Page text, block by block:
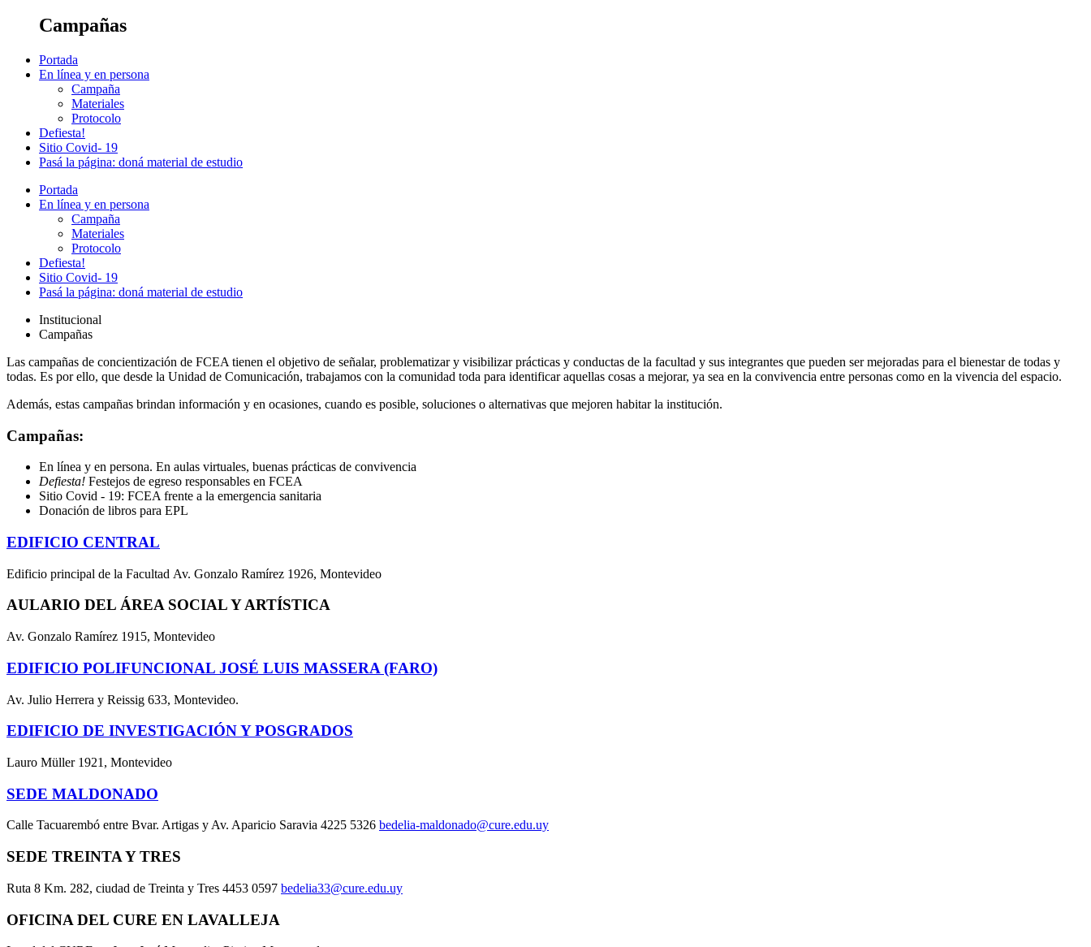
Campañas
Portada
En línea y en persona
Campaña
Materiales
Protocolo
Defiesta!
Sitio Covid- 19
Pasá la página: doná material de estudio
Portada
En línea y en persona
Campaña
Materiales
Protocolo
Defiesta!
Sitio Covid- 19
Pasá la página: doná material de estudio
Institucional
Campañas
Las campañas de concientización de FCEA tienen el objetivo de señalar, problematizar y visibilizar prácticas y conductas de la facultad y sus integrantes que pueden ser mejoradas para el bienestar de todas y
todas. Es por ello, que desde la Unidad de Comunicación, trabajamos con la comunidad toda para identificar aquellas cosas a mejorar, ya sea en la convivencia entre personas como en la vivencia del espacio.
Además, estas campañas brindan información y en ocasiones, cuando es posible, soluciones o alternativas que mejoren habitar la institución.
Campañas:
En línea y en persona. En aulas virtuales, buenas prácticas de convivencia
Defiesta! Festejos de egreso responsables en FCEA
Sitio Covid - 19: FCEA frente a la emergencia sanitaria
Donación de libros para EPL
EDIFICIO CENTRAL
Edificio principal de la Facultad Av. Gonzalo Ramírez 1926, Montevideo
AULARIO DEL ÁREA SOCIAL Y ARTÍSTICA
Av. Gonzalo Ramírez 1915, Montevideo
EDIFICIO POLIFUNCIONAL JOSÉ LUIS MASSERA (FARO)
Av. Julio Herrera y Reissig 633, Montevideo.
EDIFICIO DE INVESTIGACIÓN Y POSGRADOS
Lauro Müller 1921, Montevideo
SEDE MALDONADO
Calle Tacuarembó entre Bvar. Artigas y Av. Aparicio Saravia 4225 5326 bedelia-maldonado@cure.edu.uy
SEDE TREINTA Y TRES
Ruta 8 Km. 282, ciudad de Treinta y Tres 4453 0597 bedelia33@cure.edu.uy
OFICINA DEL CURE EN LAVALLEJA